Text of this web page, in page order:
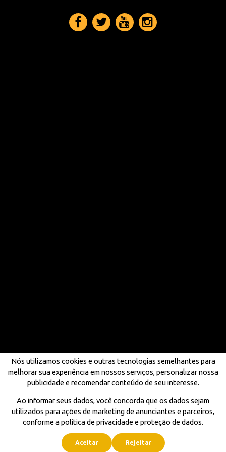
Nós utilizamos cookies e outras tecnologias semelhantes para
melhorar sua experiência em nossos serviços, personalizar nossa
publicidade e recomendar conteúdo de seu interesse.
Ao informar seus dados, você concorda que os dados sejam
utilizados para ações de marketing de anunciantes e parceiros,
conforme a política de privacidade e proteção de dados.
Aceitar Rejeitar